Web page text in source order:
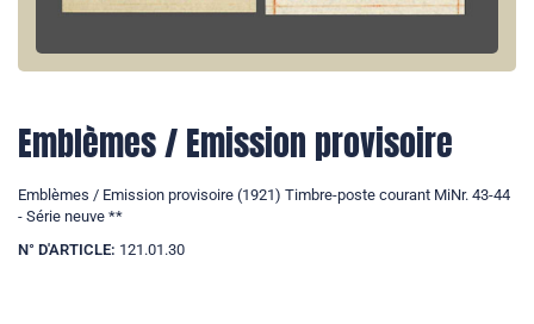
Emblèmes / Emission provisoire
Emblèmes / Emission provisoire (1921) Timbre-poste courant MiNr. 43-44
- Série neuve **
N° D'ARTICLE: 121.01.30